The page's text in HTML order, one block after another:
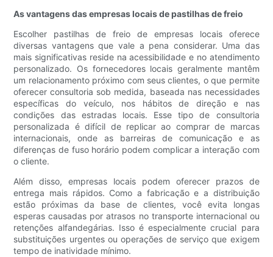
As vantagens das empresas locais de pastilhas de freio
Escolher pastilhas de freio de empresas locais oferece
diversas vantagens que vale a pena considerar. Uma das
mais significativas reside na acessibilidade e no atendimento
personalizado. Os fornecedores locais geralmente mantêm
um relacionamento próximo com seus clientes, o que permite
oferecer consultoria sob medida, baseada nas necessidades
específicas do veículo, nos hábitos de direção e nas
condições das estradas locais. Esse tipo de consultoria
personalizada é difícil de replicar ao comprar de marcas
internacionais, onde as barreiras de comunicação e as
diferenças de fuso horário podem complicar a interação com
o cliente.
Além disso, empresas locais podem oferecer prazos de
entrega mais rápidos. Como a fabricação e a distribuição
estão próximas da base de clientes, você evita longas
esperas causadas por atrasos no transporte internacional ou
retenções alfandegárias. Isso é especialmente crucial para
substituições urgentes ou operações de serviço que exigem
tempo de inatividade mínimo.